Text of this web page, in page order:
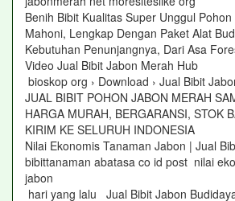
Benih Bibit Kualitas Super Unggul
Mahoni, Lengkap Dengan Paket Alat
Kebutuhan Penunjangnya, Dari Asa
Video Jual Bibit Jabon Merah Hub
bioskop org › Download › Jual Bibit
JUAL BIBIT POHON JABON MERAH
HARGA MURAH, BERGARANSI, STOK
KIRIM KE SELURUH INDONESIA
Nilai Ekonomis Tanaman Jabon | Jual
bibittanaman abatasa co id post nilai
jabon
hari yang lalu Jual Bibit Jabon